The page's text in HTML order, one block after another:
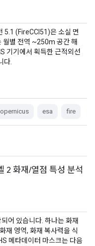
5.1 (FireCCI51)은 소실 면
월별 전역 ~250m 공간 해
기기에서 획득한 근적외선
다.
esa fire
2 화재/열점 특성 분석
어 있습니다. 하나는 화재
재 영역, 화재 복사력을 식
메타데이터 마스크는 다음